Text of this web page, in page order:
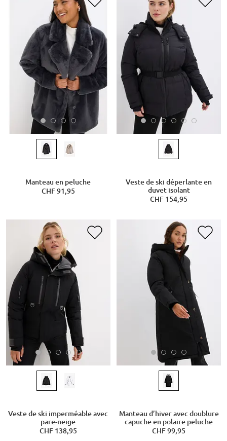
Manteau en peluche
CHF 91,95
Veste de ski déperlante en
duvet isolant
CHF 154,95
Veste de ski imperméable avec
pare-neige
CHF 138,95
Manteau d’hiver avec doublure
capuche en polaire peluche
CHF 99,95